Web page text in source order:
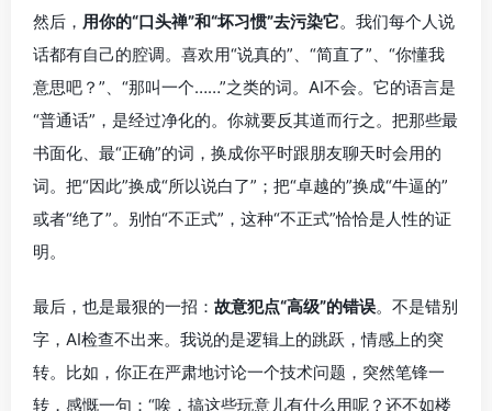
然后， 用你的“口头禅”和“坏习惯”去污染它。我们每个人说
话都有自己的腔调。喜欢用“说真的”、“简直了”、“你懂我
意思吧？”、“那叫一个……”之类的词。AI不会。它的语言是
“普通话”，是经过净化的。你就要反其道而行之。把那些最
书面化、最“正确”的词，换成你平时跟朋友聊天时会用的
词。把“因此”换成“所以说白了”；把“卓越的”换成“牛逼的”
或者“绝了”。别怕“不正式”，这种“不正式”恰恰是人性的证
明。
最后，也是最狠的一招： 故意犯点“高级”的错误。不是错别
字，AI检查不出来。我说的是逻辑上的跳跃，情感上的突
转。比如，你正在严肃地讨论一个技术问题，突然笔锋一
转，感慨一句：“唉，搞这些玩意儿有什么用呢？还不如楼